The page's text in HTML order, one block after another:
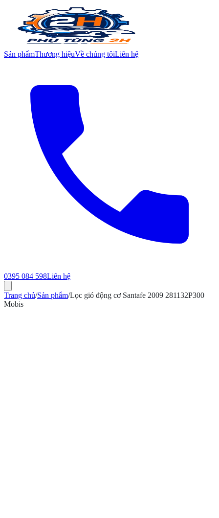
Sản phẩmThương hiệuVề chúng tôiLiên hệ
0395 084 598Liên hệ
Trang chủ/Sản phẩm/Lọc gió động cơ Santafe 2009 281132P300
Mobis